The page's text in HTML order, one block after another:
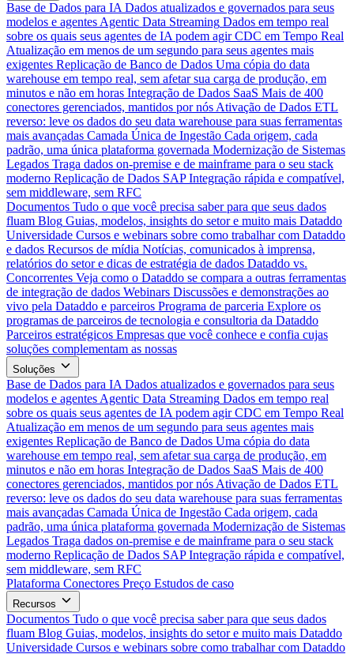
Base de Dados para IA Dados atualizados e governados para seus
modelos e agentes Agentic Data Streaming Dados em tempo real
sobre os quais seus agentes de IA podem agir CDC em Tempo Real
Atualização em menos de um segundo para seus agentes mais
exigentes Replicação de Banco de Dados Uma cópia do data
warehouse em tempo real, sem afetar sua carga de produção, em
minutos e não em horas Integração de Dados SaaS Mais de 400
conectores gerenciados, mantidos por nós Ativação de Dados ETL
reverso: leve os dados do seu data warehouse para suas ferramentas
mais avançadas Camada Única de Ingestão Cada origem, cada
padrão, uma única plataforma governada Modernização de Sistemas
Legados Traga dados on-premise e de mainframe para o seu stack
moderno Replicação de Dados SAP Integração rápida e compatível,
sem middleware, sem RFC
Documentos Tudo o que você precisa saber para que seus dados
fluam Blog Guias, modelos, insights do setor e muito mais Dataddo
Universidade Cursos e webinars sobre como trabalhar com Dataddo
e dados Recursos de mídia Notícias, comunicados à imprensa,
relatórios do setor e dicas de estratégia de dados Dataddo vs.
Concorrentes Veja como o Dataddo se compara a outras ferramentas
de integração de dados Webinars Discussões e demonstrações ao
vivo pela Dataddo e parceiros Programa de parceria Explore os
programas de parceiros de tecnologia e consultoria da Dataddo
Parceiros estratégicos Empresas que você conhece e confia cujas
soluções complementam as nossas
Soluções
Base de Dados para IA Dados atualizados e governados para seus
modelos e agentes Agentic Data Streaming Dados em tempo real
sobre os quais seus agentes de IA podem agir CDC em Tempo Real
Atualização em menos de um segundo para seus agentes mais
exigentes Replicação de Banco de Dados Uma cópia do data
warehouse em tempo real, sem afetar sua carga de produção, em
minutos e não em horas Integração de Dados SaaS Mais de 400
conectores gerenciados, mantidos por nós Ativação de Dados ETL
reverso: leve os dados do seu data warehouse para suas ferramentas
mais avançadas Camada Única de Ingestão Cada origem, cada
padrão, uma única plataforma governada Modernização de Sistemas
Legados Traga dados on-premise e de mainframe para o seu stack
moderno Replicação de Dados SAP Integração rápida e compatível,
sem middleware, sem RFC
Plataforma Conectores Preço Estudos de caso
Recursos
Documentos Tudo o que você precisa saber para que seus dados
fluam Blog Guias, modelos, insights do setor e muito mais Dataddo
Universidade Cursos e webinars sobre como trabalhar com Dataddo